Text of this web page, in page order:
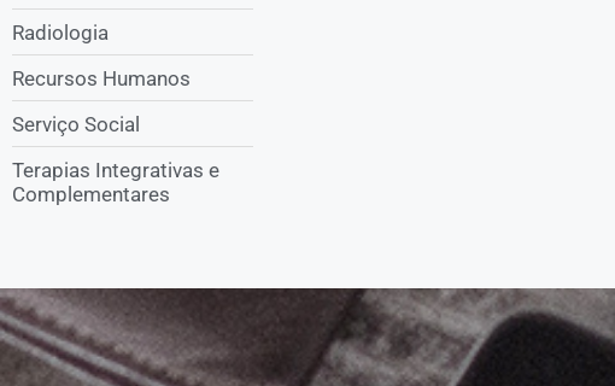
Radiologia
Recursos Humanos
Serviço Social
Terapias Integrativas e
Complementares